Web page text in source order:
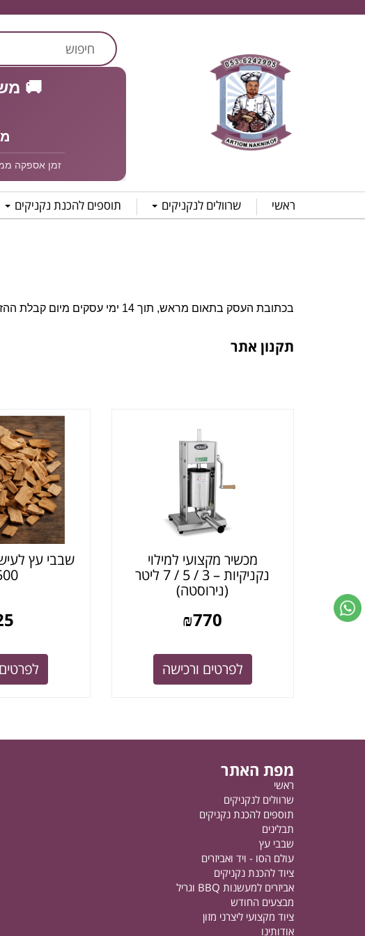
🚚
זמן אספקה ממוצע: 3–7 ימי עסקים, בהתאם לעומסי
ראשי שרוולים לנקניקים תוספים להכנת נקניקים
בכתובת העסק בתאום מראש, תוך 14 ימי עסקים מיום קבלת ההזמנה לידי הלקוח, באריזה מקורית שלא נפתחה, בכפוף להודעה לחנות ובכפוף להוראות תנאי השימוש.
תקנון אתר
מכשיר מקצועי למילוי
נקניקיות – 3 / 5 / 7 ליטר
(נירוסטה)
₪770
לפרטים ורכישה
שבבי עץ
500
מפת האתר
ראשי
שרוולים לנקניקים
תוספים להכנת נקניקים
תבלינים
שבבי עץ
עולם הסו - ויד ואביזרים
ציוד להכנת נקניקים
אביזרים למעשנות BBQ וגריל
מבצעים החודש
ציוד מקצועי ליצרני מזון
אודותינו